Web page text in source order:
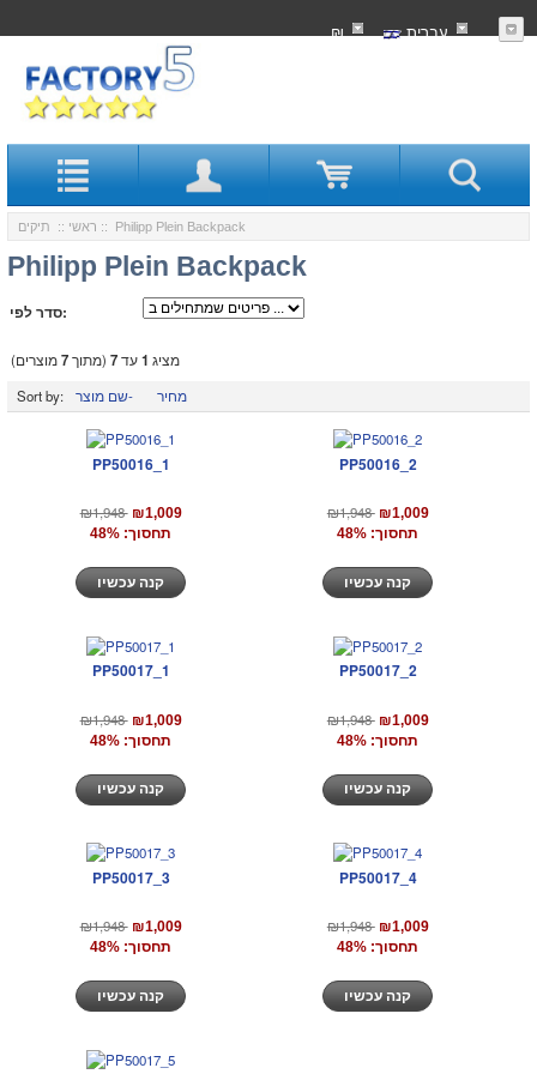
עִברִית ₪
ראשי :: תיקים :: Philipp Plein Backpack
Philipp Plein Backpack
סדר לפי:
מציג 1עד7 (מתוך7מוצרים)
Sort by:
שם מוצר- מחיר
PP50016_1
₪1,948 ₪1,009
תחסוך: 48%
PP50016_2
₪1,948 ₪1,009
תחסוך: 48%
PP50017_1
₪1,948 ₪1,009
תחסוך: 48%
PP50017_2
₪1,948 ₪1,009
תחסוך: 48%
PP50017_3
₪1,948 ₪1,009
תחסוך: 48%
PP50017_4
₪1,948 ₪1,009
תחסוך: 48%